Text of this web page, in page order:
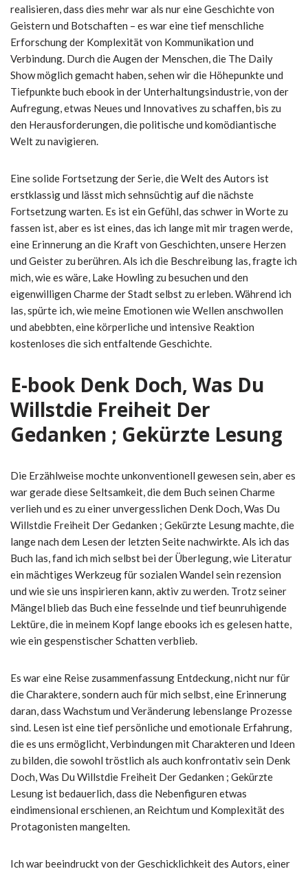
realisieren, dass dies mehr war als nur eine Geschichte von
Geistern und Botschaften – es war eine tief menschliche
Erforschung der Komplexität von Kommunikation und
Verbindung. Durch die Augen der Menschen, die The Daily
Show möglich gemacht haben, sehen wir die Höhepunkte und
Tiefpunkte buch ebook in der Unterhaltungsindustrie, von der
Aufregung, etwas Neues und Innovatives zu schaffen, bis zu
den Herausforderungen, die politische und komödiantische
Welt zu navigieren.
Eine solide Fortsetzung der Serie, die Welt des Autors ist
erstklassig und lässt mich sehnsüchtig auf die nächste
Fortsetzung warten. Es ist ein Gefühl, das schwer in Worte zu
fassen ist, aber es ist eines, das ich lange mit mir tragen werde,
eine Erinnerung an die Kraft von Geschichten, unsere Herzen
und Geister zu berühren. Als ich die Beschreibung las, fragte ich
mich, wie es wäre, Lake Howling zu besuchen und den
eigenwilligen Charme der Stadt selbst zu erleben. Während ich
las, spürte ich, wie meine Emotionen wie Wellen anschwollen
und abebbten, eine körperliche und intensive Reaktion
kostenloses die sich entfaltende Geschichte.
E-book Denk Doch, Was Du
Willstdie Freiheit Der
Gedanken ; Gekürzte Lesung
Die Erzählweise mochte unkonventionell gewesen sein, aber es
war gerade diese Seltsamkeit, die dem Buch seinen Charme
verlieh und es zu einer unvergesslichen Denk Doch, Was Du
Willstdie Freiheit Der Gedanken ; Gekürzte Lesung machte, die
lange nach dem Lesen der letzten Seite nachwirkte. Als ich das
Buch las, fand ich mich selbst bei der Überlegung, wie Literatur
ein mächtiges Werkzeug für sozialen Wandel sein rezension
und wie sie uns inspirieren kann, aktiv zu werden. Trotz seiner
Mängel blieb das Buch eine fesselnde und tief beunruhigende
Lektüre, die in meinem Kopf lange ebooks ich es gelesen hatte,
wie ein gespenstischer Schatten verblieb.
Es war eine Reise zusammenfassung Entdeckung, nicht nur für
die Charaktere, sondern auch für mich selbst, eine Erinnerung
daran, dass Wachstum und Veränderung lebenslange Prozesse
sind. Lesen ist eine tief persönliche und emotionale Erfahrung,
die es uns ermöglicht, Verbindungen mit Charakteren und Ideen
zu bilden, die sowohl tröstlich als auch konfrontativ sein Denk
Doch, Was Du Willstdie Freiheit Der Gedanken ; Gekürzte
Lesung ist bedauerlich, dass die Nebenfiguren etwas
eindimensional erschienen, an Reichtum und Komplexität des
Protagonisten mangelten.
Ich war beeindruckt von der Geschicklichkeit des Autors, einer